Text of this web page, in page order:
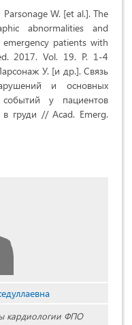
Parsonage W. [et al.]. The
abnormalities and
patients with
2017. Vol. 19. P. 1-4
У. [и др.]. Связь
и основных
событий у пациентов
груди // Acad. Emerg.
кардиологии ФПО